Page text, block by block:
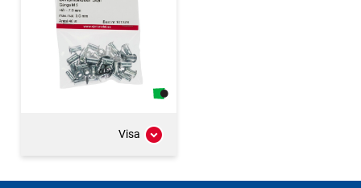
Visa